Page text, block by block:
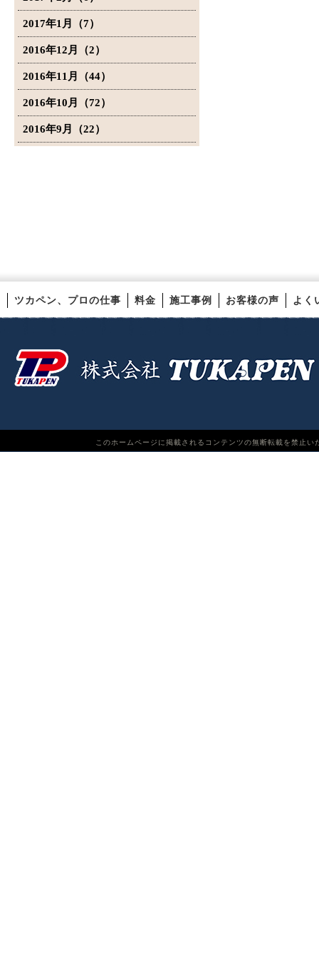
2017年1月（7）
2016年12月（2）
2016年11月（44）
2016年10月（72）
2016年9月（22）
ツカペン、プロの仕事 料金 施工事例 お客様の声 よく
このホームページに掲載されるコンテンツの無断転載を禁